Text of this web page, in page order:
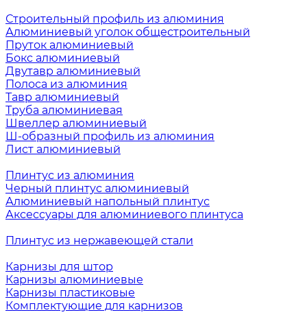
Строительный профиль из алюминия
Алюминиевый уголок общестроительный
Пруток алюминиевый
Бокс алюминиевый
Двутавр алюминиевый
Полоса из алюминия
Тавр алюминиевый
Труба алюминиевая
Швеллер алюминиевый
Ш-образный профиль из алюминия
Лист алюминиевый
Плинтус из алюминия
Черный плинтус алюминиевый
Алюминиевый напольный плинтус
Аксессуары для алюминиевого плинтуса
Плинтус из нержавеющей стали
Карнизы для штор
Карнизы алюминиевые
Карнизы пластиковые
Комплектующие для карнизов